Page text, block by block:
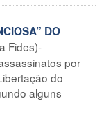
DO
Fides)-
por
do
alguns